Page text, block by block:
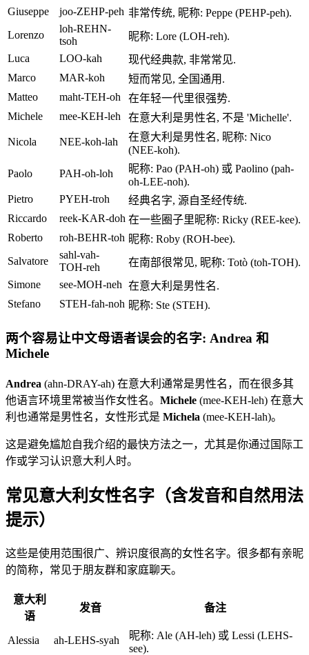
Giuseppe
joo-ZEHP-peh 非常传统, 昵称: Peppe (PEHP-peh).
Lorenzo
loh-REHN-
tsoh
昵称: Lore (LOH-reh).
Luca
LOO-kah
现代经典款, 非常常见.
Marco
MAR-koh
短而常见, 全国通用.
Matteo
maht-TEH-oh
在年轻一代里很强势.
Michele
mee-KEH-leh 在意大利是男性名, 不是 'Michelle'.
Nicola NEE-koh-lah
在意大利是男性名, 昵称: Nico
(NEE-koh).
Paolo
PAH-oh-loh
昵称: Pao (PAH-oh) 或 Paolino (pah-
oh-LEE-noh).
Pietro
PYEH-troh
经典名字, 源自圣经传统.
Riccardo
reek-KAR-doh 在一些圈子里昵称: Ricky (REE-kee).
Roberto
roh-BEHR-toh 昵称: Roby (ROH-bee).
Salvatore
sahl-vah-
TOH-reh
在南部很常见, 昵称: Totò (toh-TOH).
Simone
see-MOH-neh 在意大利是男性名.
Stefano
STEH-fah-noh 昵称: Ste (STEH).
两个容易让中文母语者误会的名字: Andrea 和
Michele
Andrea (ahn-DRAY-ah) 在意大利通常是男性名，而在很多其
他语言环境里常被当作女性名。 Michele (mee-KEH-leh) 在意大
利也通常是男性名，女性形式是 Michela (mee-KEH-lah)。
这是避免尴尬自我介绍的最快方法之一，尤其是你通过国际工
作或学习认识意大利人时。
常见意大利女性名字（含发音和自然用法
提示）
这些是使用范围很广、辨识度很高的女性名字。很多都有亲昵
的简称，常见于朋友群和家庭聊天。
意大利
语
发音 备注
Alessia ah-LEHS-syah
昵称: Ale (AH-leh) 或 Lessi (LEHS-
see).